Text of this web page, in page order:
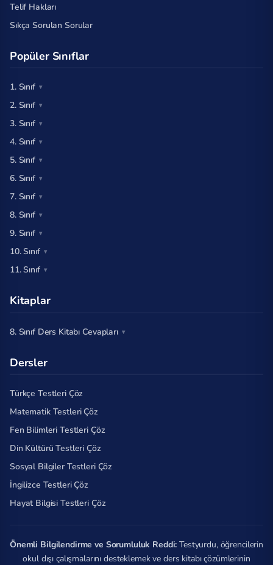
Telif Hakları
Sıkça Sorulan Sorular
Popüler Sınıflar
1. Sınıf
2. Sınıf
3. Sınıf
4. Sınıf
5. Sınıf
6. Sınıf
7. Sınıf
8. Sınıf
9. Sınıf
10. Sınıf
11. Sınıf
Kitaplar
8. Sınıf Ders Kitabı Cevapları
Dersler
Türkçe Testleri Çöz
Matematik Testleri Çöz
Fen Bilimleri Testleri Çöz
Din Kültürü Testleri Çöz
Sosyal Bilgiler Testleri Çöz
İngilizce Testleri Çöz
Hayat Bilgisi Testleri Çöz
Önemli Bilgilendirme ve Sorumluluk Reddi: Testyurdu, öğrencilerin
okul dışı çalışmalarını desteklemek ve ders kitabı çözümlerinin